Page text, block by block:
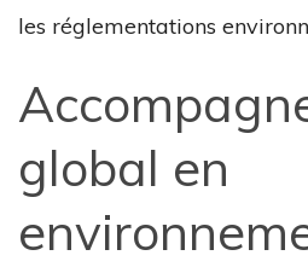
les réglementations
global en